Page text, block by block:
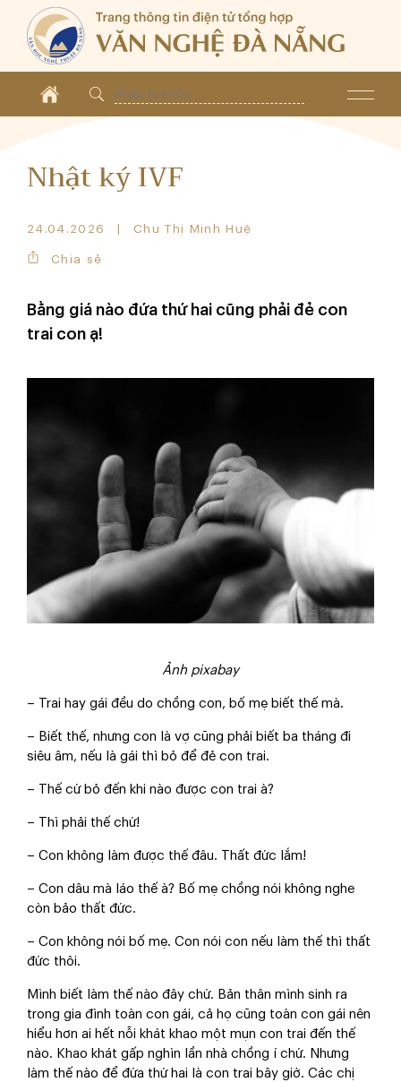
Nhật ký IVF
24.04.2026 Chu Thị Minh Huệ
Chia sẻ
Bằng giá nào đứa thứ hai cũng phải đẻ con
trai con ạ!
Ảnh pixabay
– Trai hay gái đều do chồng con, bố mẹ biết thế mà.
– Biết thế, nhưng con là vợ cũng phải biết ba tháng đi
siêu âm, nếu là gái thì bỏ để đẻ con trai.
– Thế cứ bỏ đến khi nào được con trai à?
– Thì phải thế chứ!
– Con không làm được thế đâu. Thất đức lắm!
– Con dâu mà láo thế à? Bố mẹ chồng nói không nghe
còn bảo thất đức.
– Con không nói bố mẹ. Con nói con nếu làm thế thì thất
đức thôi.
Mình biết làm thế nào đây chứ. Bản thân mình sinh ra
trong gia đình toàn con gái, cả họ cũng toàn con gái nên
hiểu hơn ai hết nỗi khát khao một mụn con trai đến thế
nào. Khao khát gấp nghìn lần nhà chồng í chứ. Nhưng
làm thế nào để đứa thứ hai là con trai bây giờ. Các chị